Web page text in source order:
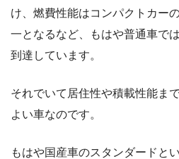
け、燃費性能はコンパクトカー
一となるなど、もはや普通車で
到達しています。
それでいて居住性や積載性能ま
よい車なのです。
もはや国産車のスタンダードと